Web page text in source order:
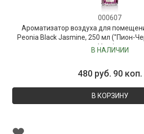
000607
Ароматизатор воздуха для
Peonia Black Jasmine, 250 мл ("Пион-
Vranjes
В НАЛИЧИИ
480 руб. 90 коп.
В КОРЗИНУ